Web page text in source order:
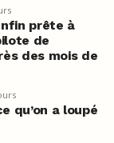
prête à
de
des mois de
qu’on a loupé